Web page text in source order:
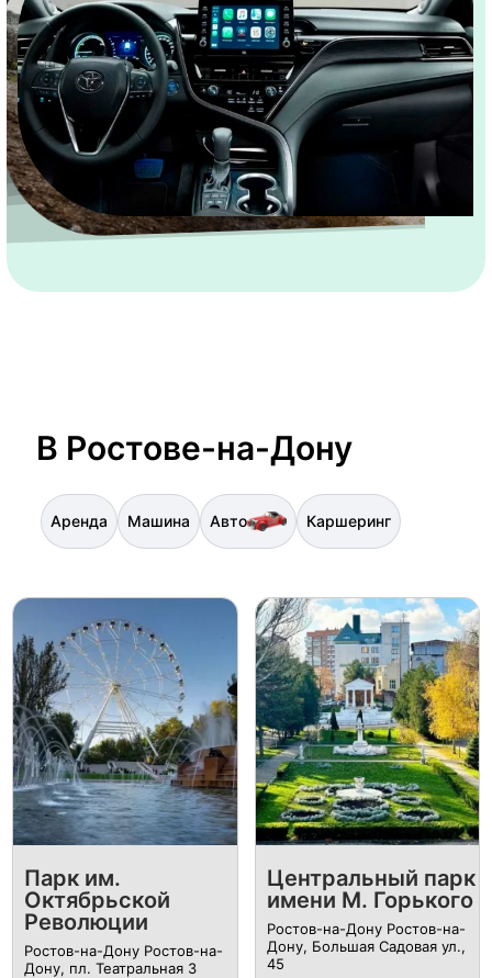
В Ростове-на-Дону
Аренда Машина Авто Каршеринг
Парк им.
Октябрьской
Революции
Ростов-на-Дону Ростов-на-
Дону, пл. Театральная 3
Центральный парк
имени М. Горького
Ростов-на-Дону Ростов-на-
Дону, Большая Садовая ул.,
45